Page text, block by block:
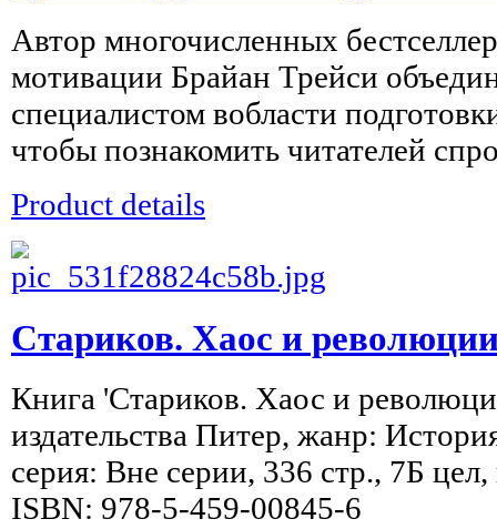
Автор многочисленных
мотивации Брайан Трейси
специалистом вобласти
чтобы познакомить читателей
Product details
Стариков. Хаос и
Книга 'Стариков. Хаос и
издательства Питер, жанр:
серия: Вне серии, 336 стр., 7Б
ISBN: 978-5-459-00845-6